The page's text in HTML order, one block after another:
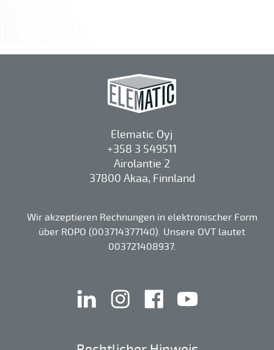
Elematic Oyj
+358 3 549511
Airolantie 2
37800 Akaa, Finnland
Wir akzeptieren Rechnungen in elektronischer Form
über ROPO (003714377140). Unsere OVT lautet
003721408937.
linkedin instagramfacebook